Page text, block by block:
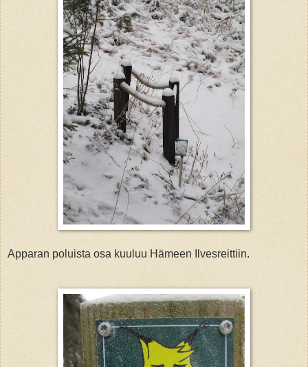
Apparan poluista osa kuuluu Hämeen Ilvesreittiin.